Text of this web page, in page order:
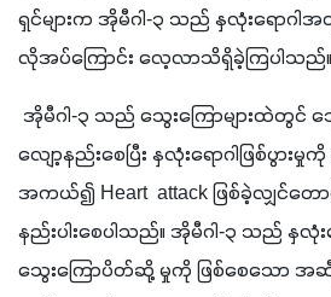
ရှင်များက အိုမီဂါ-၃ သည် နှလုံးရောဂါအ
လိုအပ်ကြောင်း လေ့လာသိရှိခဲ့ကြပါသည်။
အိုမီဂါ-၃ သည် သွေးကြောများထဲတွင်
လျော့နည်းစေပြီး နှလုံးရောဂါဖြစ်ပွား
အကယ်၍ Heart  attack ဖြစ်ခဲ့လျှင်တေ
နည်းပါးစေပါသည်။ အိုမီဂါ-၃ သည် နှလုံး
သွေးကြောပိတ်ဆို့ မှုကို ဖြစ်စေသော အဆီဖ